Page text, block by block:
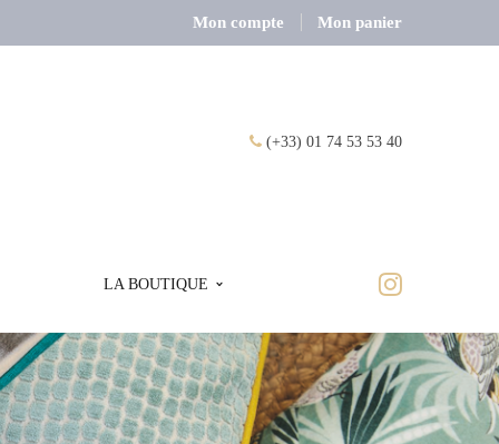
Mon compte Mon panier
(+33) 01 74 53 53 40
LA BOUTIQUE